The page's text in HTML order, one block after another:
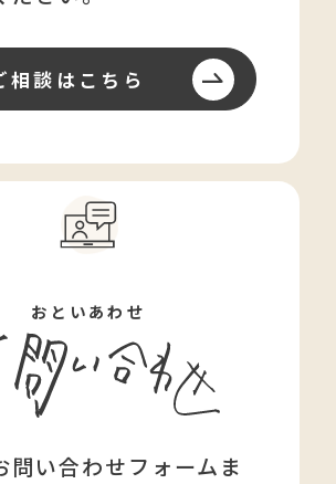
相談はこちら
おといあわせ
問い合わせフォームま